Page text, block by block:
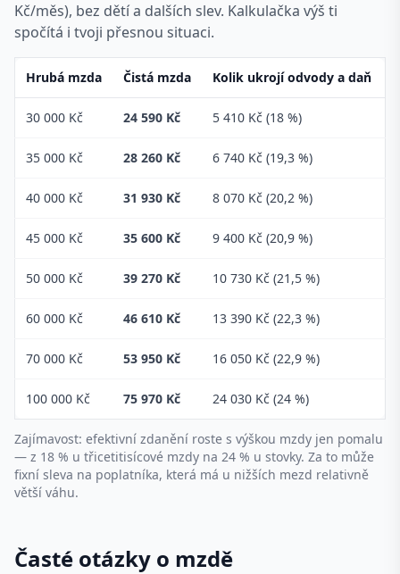
Kč/měs), bez dětí a dalších slev. Kalkulačka výš ti
spočítá i tvoji přesnou situaci.
Hrubá mzda Čistá mzda Kolik ukrojí odvody a daň
30 000 Kč 24 590 Kč 5 410 Kč (18 %)
35 000 Kč 28 260 Kč 6 740 Kč (19,3 %)
40 000 Kč 31 930 Kč 8 070 Kč (20,2 %)
45 000 Kč 35 600 Kč 9 400 Kč (20,9 %)
50 000 Kč 39 270 Kč 10 730 Kč (21,5 %)
60 000 Kč 46 610 Kč 13 390 Kč (22,3 %)
70 000 Kč 53 950 Kč 16 050 Kč (22,9 %)
100 000 Kč 75 970 Kč 24 030 Kč (24 %)
Zajímavost: efektivní zdanění roste s výškou mzdy jen pomalu
— z 18 % u třicetitisícové mzdy na 24 % u stovky. Za to může
fixní sleva na poplatníka, která má u nižších mezd relativně
větší váhu.
Časté otázky o mzdě